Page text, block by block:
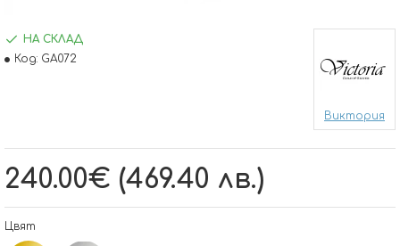
240.00€ (469.40 лв.)
НА СКЛАД
Код: GA072
Виктория
Цвят